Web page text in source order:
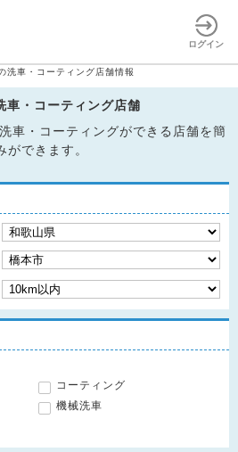
ログイン
洗車・コーティング店舗情報
車・コーティング店舗
車・コーティングができる店舗を簡
できます。
コーティング
機械洗車